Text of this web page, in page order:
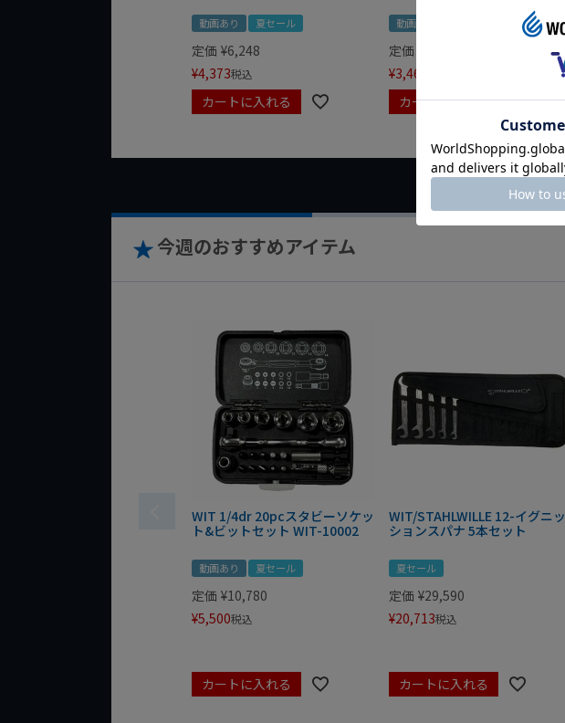
動画あり 夏セール
定価 ¥6,248
¥4,373税込
カートに入れる
動画あり
定価
¥3,465
カートに入れる
今週のおすすめアイテム
WIT 1/4dr 20pcスタビーソケッ
ト&ビットセット WIT-10002
動画あり 夏セール
定価 ¥10,780
¥5,500税込
カートに入れる
WIT/STAHLWILLE 12-イグニッ
ションスパナ 5本セット
夏セール
定価 ¥29,590
¥20,713税込
カートに入れる